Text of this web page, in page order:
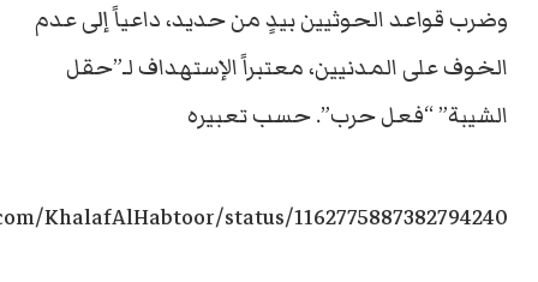
وضرب قواعد الحوثيين بيدٍ من حديد، داعياً إلى عدم
الخوف على المدنيين، معتبراً الإستهداف لـ”حقل
الشيبة” “فعل حرب”. حسب تعبيره
KhalafAlHabtoor/status/1162775887382794240